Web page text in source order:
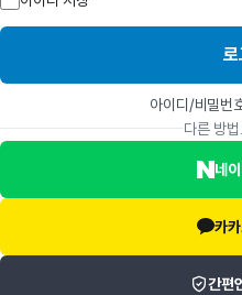
로
아이디/비밀번
다른 방
네
카
간편